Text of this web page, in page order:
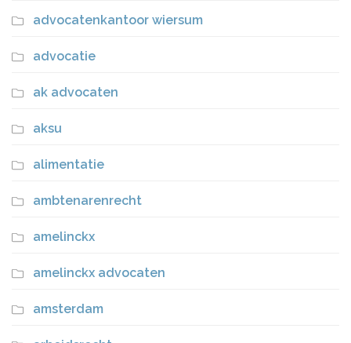
advocatenkantoor wiersum
advocatie
ak advocaten
aksu
alimentatie
ambtenarenrecht
amelinckx
amelinckx advocaten
amsterdam